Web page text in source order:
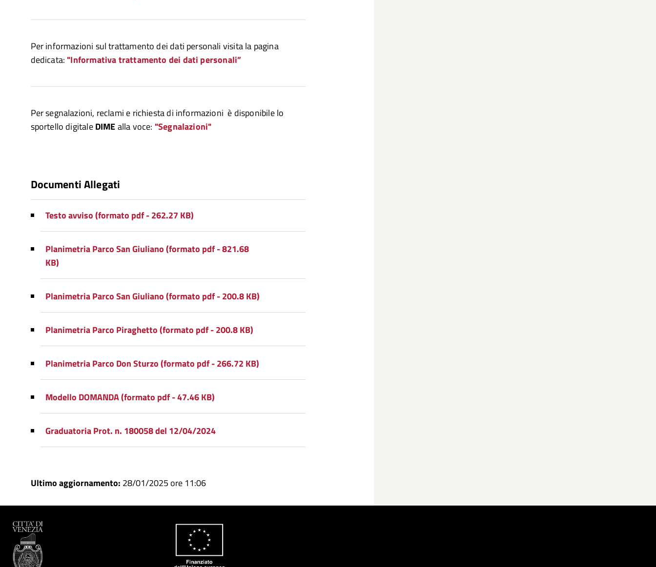
Per informazioni sul trattamento dei dati personali visita la pagina
dedicata: "Informativa trattamento dei dati personali”
Per segnalazioni, reclami e richiesta di informazioni è disponibile lo
sportello digitaleDIMEalla voce: "Segnalazioni"
Documenti Allegati
Testo avviso (formato pdf - 262.27 KB)
Planimetria Parco San Giuliano (formato pdf - 821.68
KB)
Planimetria Parco San Giuliano (formato pdf - 200.8 KB)
Planimetria Parco Piraghetto (formato pdf - 200.8 KB)
Planimetria Parco Don Sturzo (formato pdf - 266.72 KB)
Modello DOMANDA (formato pdf - 47.46 KB)
Graduatoria Prot. n. 180058 del 12/04/2024
Ultimo aggiornamento: 28/01/2025 ore 11:06